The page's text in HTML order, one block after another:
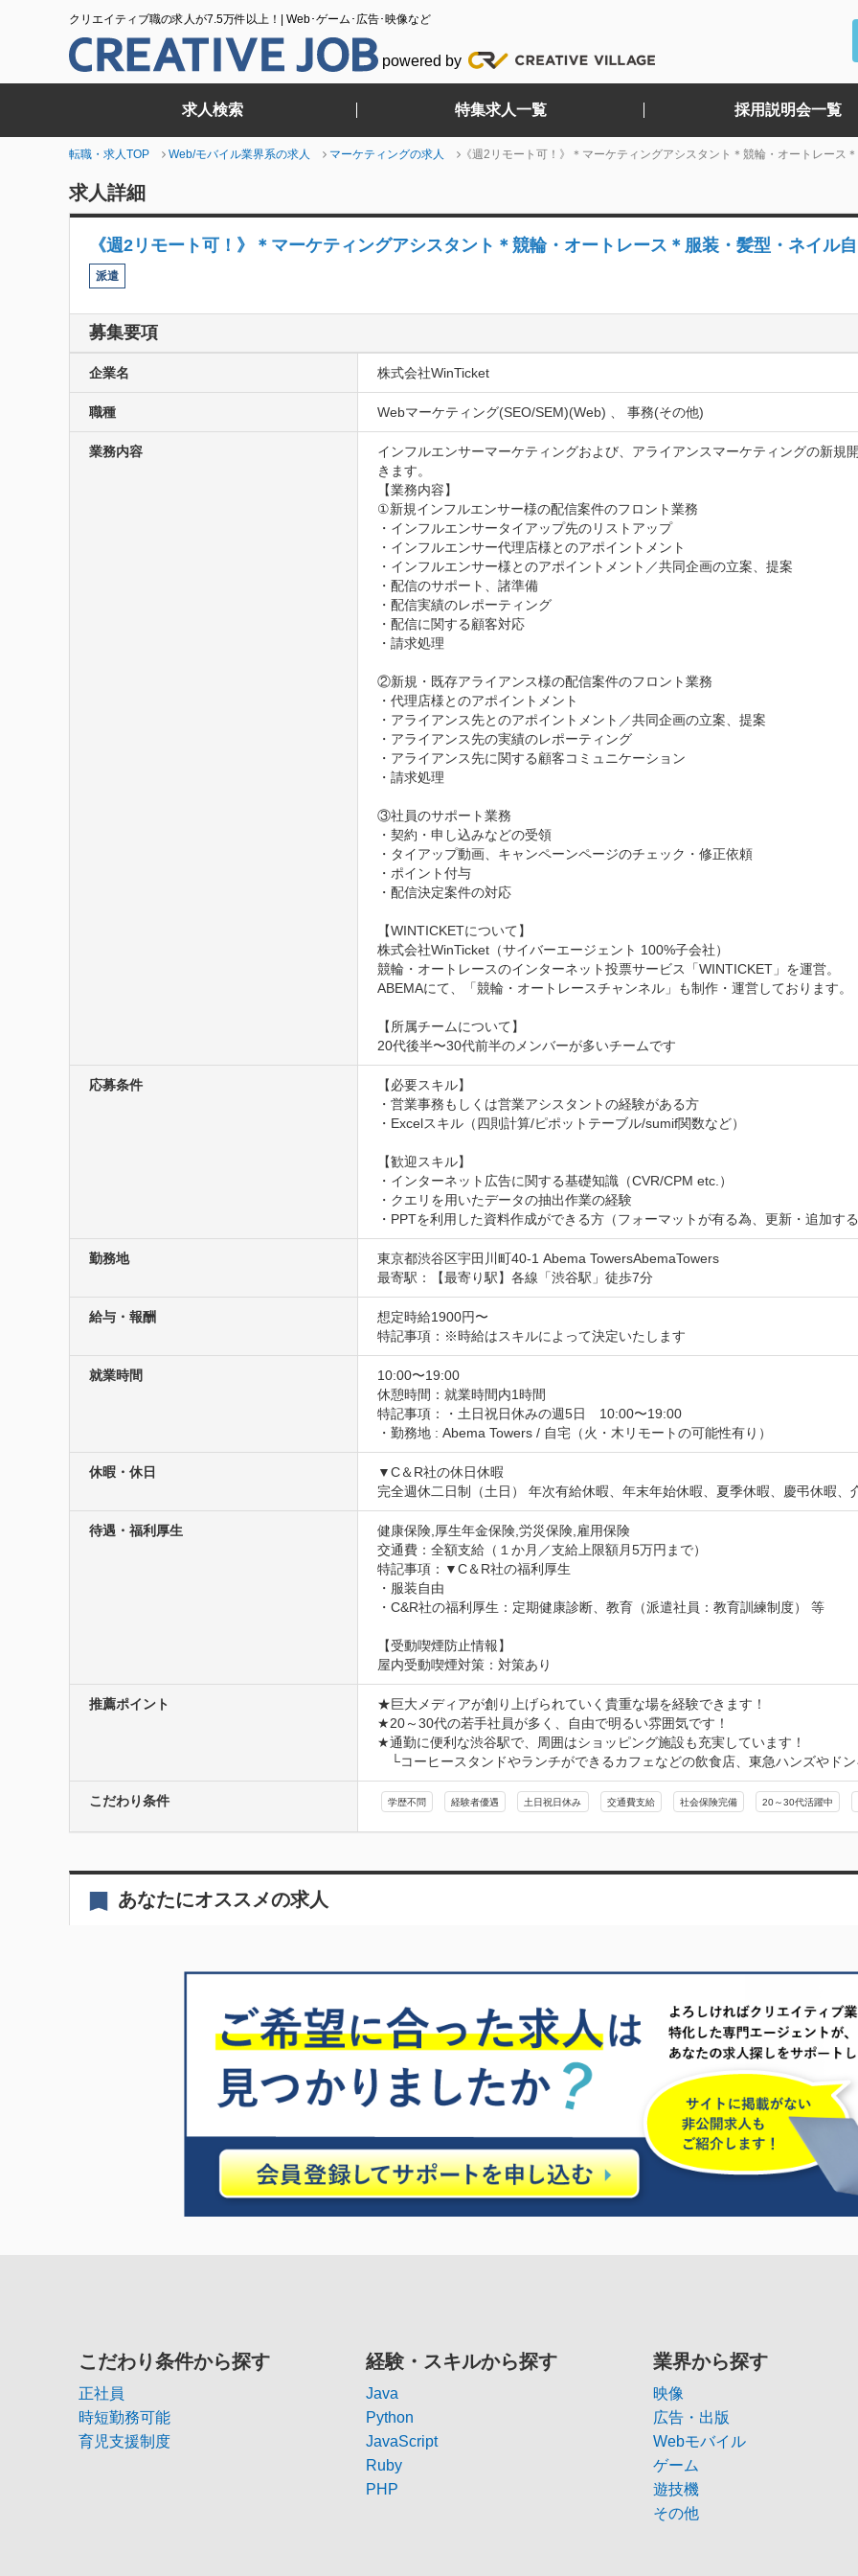
クリエイティブ職の求人が7.5万件以上！| Web･ゲーム･広告･映像など
powered by
求人検索 特集求人一覧 採用説明会一覧
転職・求人TOP Web/モバイル業界系の求人 マーケティングの求人 《週2リモート可！》＊マーケティングアシスタント＊競輪・オートレース
求人詳細
《週2リモート可！》＊マーケティングアシスタント＊競輪・オートレース＊服装・髪型・ネイル
派遣
募集要項
企業名 株式会社WinTicket
職種 Webマーケティング(SEO/SEM)(Web) 、 事務(その他)
業務内容
インフルエンサーマーケティングおよび、アライアンスマーケティングの新規
きます。
【業務内容】
①新規インフルエンサー様の配信案件のフロント業務
・インフルエンサータイアップ先のリストアップ
・インフルエンサー代理店様とのアポイントメント
・インフルエンサー様とのアポイントメント／共同企画の立案、提案
・配信のサポート、諸準備
・配信実績のレポーティング
・配信に関する顧客対応
・請求処理
②新規・既存アライアンス様の配信案件のフロント業務
・代理店様とのアポイントメント
・アライアンス先とのアポイントメント／共同企画の立案、提案
・アライアンス先の実績のレポーティング
・アライアンス先に関する顧客コミュニケーション
・請求処理
③社員のサポート業務
・契約・申し込みなどの受領
・タイアップ動画、キャンペーンページのチェック・修正依頼
・ポイント付与
・配信決定案件の対応
【WINTICKETについて】
株式会社WinTicket（サイバーエージェント 100%子会社）
競輪・オートレースのインターネット投票サービス「WINTICKET」を運営。
ABEMAにて、「競輪・オートレースチャンネル」も制作・運営しております。
【所属チームについて】
20代後半〜30代前半のメンバーが多いチームです
応募条件
【必要スキル】
・営業事務もしくは営業アシスタントの経験がある方
・Excelスキル（四則計算/ピポットテーブル/sumif関数など）
【歓迎スキル】
・インターネット広告に関する基礎知識（CVR/CPM etc.）
・クエリを用いたデータの抽出作業の経験
・PPTを利用した資料作成ができる方（フォーマットが有る為、更新・追加する
勤務地
東京都渋谷区宇田川町40-1 Abema TowersAbemaTowers
最寄駅：【最寄り駅】各線「渋谷駅」徒歩7分
給与・報酬
想定時給1900円〜
特記事項：※時給はスキルによって決定いたします
就業時間
10:00〜19:00
休憩時間：就業時間内1時間
特記事項：・土日祝日休みの週5日　10:00〜19:00
・勤務地 : Abema Towers / 自宅（火・木リモートの可能性有り）
休暇・休日
▼C＆R社の休日休暇
完全週休二日制（土日） 年次有給休暇、年末年始休暇、夏季休暇、慶弔休暇、
待遇・福利厚生
健康保険,厚生年金保険,労災保険,雇用保険
交通費：全額支給（１か月／支給上限額月5万円まで）
特記事項：▼C＆R社の福利厚生
・服装自由
・C&R社の福利厚生：定期健康診断、教育（派遣社員：教育訓練制度） 等
【受動喫煙防止情報】
屋内受動喫煙対策：対策あり
推薦ポイント
★巨大メディアが創り上げられていく貴重な場を経験できます！
★20～30代の若手社員が多く、自由で明るい雰囲気です！
★通勤に便利な渋谷駅で、周囲はショッピング施設も充実しています！
└コーヒースタンドやランチができるカフェなどの飲食店、東急ハンズやド
こだわり条件 学歴不問 経験者優遇 土日祝日休み 交通費支給 社会保険完備 20～30代活躍中
あなたにオススメの求人
こだわり条件から探す
正社員
時短勤務可能
育児支援制度
経験・スキルから探す
Java
Python
JavaScript
Ruby
PHP
業界から探す
映像
広告・出版
Webモバイル
ゲーム
遊技機
その他